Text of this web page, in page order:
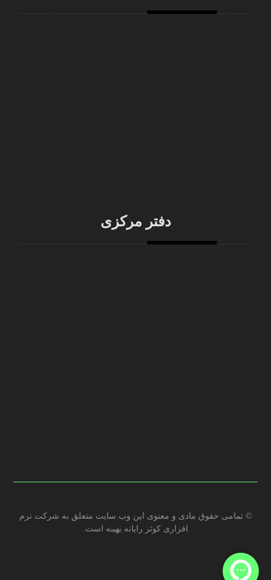
دفتر مرکزی
© تمامی حقوق مادی و معنوی این وب سایت متعلق به شرکت نرم
افزاری کوثر رایانه بهینه است.